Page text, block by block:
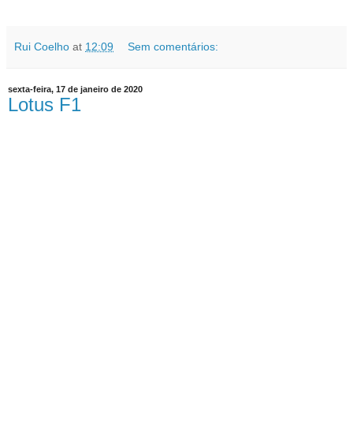
Rui Coelho at 12:09 Sem comentários:
sexta-feira, 17 de janeiro de 2020
Lotus F1